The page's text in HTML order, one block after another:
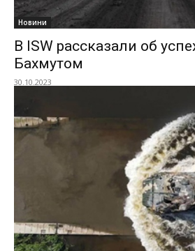
Новини
В ISW рассказали об
Бахмутом
30.10.2023